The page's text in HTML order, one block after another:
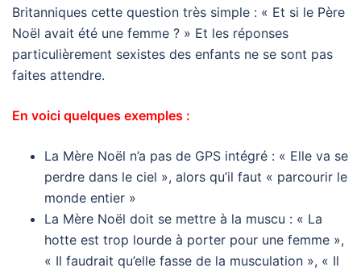
Britanniques cette question très simple : « Et si le Père
Noël avait été une femme ? » Et les réponses
particulièrement sexistes des enfants ne se sont pas
faites attendre.
En voici quelques exemples :
La Mère Noël n’a pas de GPS intégré : « Elle va se
perdre dans le ciel », alors qu’il faut « parcourir le
monde entier »
La Mère Noël doit se mettre à la muscu : « La
hotte est trop lourde à porter pour une femme »,
« Il faudrait qu’elle fasse de la musculation », « Il